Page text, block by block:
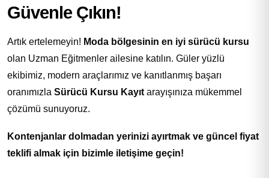
Güvenle Çıkın!
Artık ertelemeyin! Moda bölgesinin en iyi sürücü kursu
olan Uzman Eğitmenler ailesine katılın. Güler yüzlü
ekibimiz, modern araçlarımız ve kanıtlanmış başarı
oranımızla Sürücü Kursu Kayıt arayışınıza mükemmel
çözümü sunuyoruz.
Kontenjanlar dolmadan yerinizi ayırtmak ve güncel fiyat
teklifi almak için bizimle iletişime geçin!